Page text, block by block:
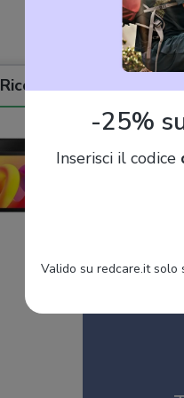
Ricondizionatoda (72,99 €)
TCL TABLET
MP WIFI
-25%
Inserisci il codice
Valido su redcare.it solo